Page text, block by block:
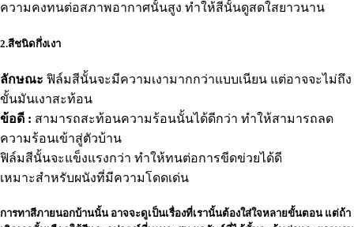
ความคงทนต่อสภาพอากาศนั้นสูง ทำให้สีนั้นดูสดใสยาวนาน
2.สีชนิดกึ่งเงา
ลักษณะ ฟิล์มสีนั้นจะมีความเงามากกว่าแบบเนียน แต่อาจจะไม่ถึง
ขั้นมันเงาสะท้อน
ข้อดี : สามารถสะท้อนความร้อนนั้นได้ดีกว่า ทำให้สามารถลด
ความร้อนเข้าสู่ตัวบ้าน
ฟิล์มสีนั้นจะแข็งแรงกว่า ทำให้ทนต่อการขีดข่วยได้ดี
เหมาะสำหรับผนังที่มีความโดดเด่น
การทาสีภายนอกบ้านนั้น อาจจะดูเป็นเรื่องที่เรานั้นต้องใส่ใจหลายขั้นตอน แต่ถ้า